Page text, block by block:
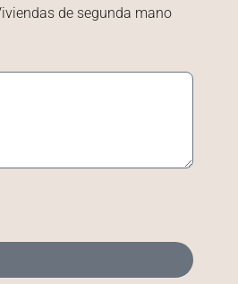
de segunda mano